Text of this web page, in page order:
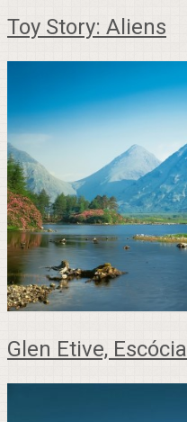
Toy Story: Aliens
Glen Etive, Escócia